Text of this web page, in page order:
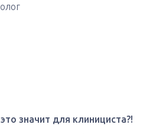
значит для клинициста?!